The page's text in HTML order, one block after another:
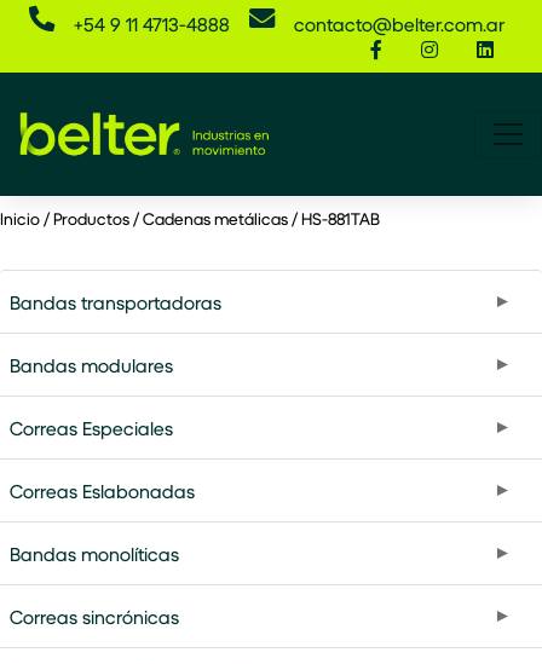
+54 9 11 4713-4888 contacto@belter.com.ar
HS-
—
Cadenas
metálicas
Belter
Argentina
Inicio /Productos /Cadenas metálicas /HS-881TAB
Bandas transportadoras
Bandas modulares
Correas Especiales
Correas Eslabonadas
Bandas monolíticas
Correas sincrónicas